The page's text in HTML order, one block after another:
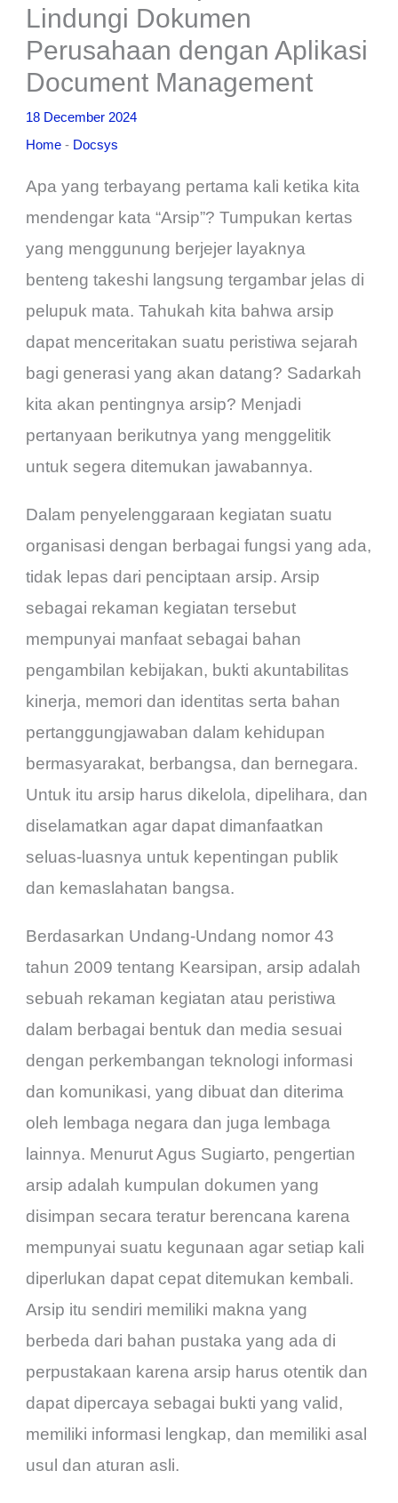
Lindungi Dokumen
Perusahaan dengan Aplikasi
Document Management
18 December 2024
Home - Docsys
Apa yang terbayang pertama kali ketika kita
mendengar kata “Arsip”? Tumpukan kertas
yang menggunung berjejer layaknya
benteng takeshi langsung tergambar jelas di
pelupuk mata. Tahukah kita bahwa arsip
dapat menceritakan suatu peristiwa sejarah
bagi generasi yang akan datang? Sadarkah
kita akan pentingnya arsip? Menjadi
pertanyaan berikutnya yang menggelitik
untuk segera ditemukan jawabannya.
Dalam penyelenggaraan kegiatan suatu
organisasi dengan berbagai fungsi yang ada,
tidak lepas dari penciptaan arsip. Arsip
sebagai rekaman kegiatan tersebut
mempunyai manfaat sebagai bahan
pengambilan kebijakan, bukti akuntabilitas
kinerja, memori dan identitas serta bahan
pertanggungjawaban dalam kehidupan
bermasyarakat, berbangsa, dan bernegara.
Untuk itu arsip harus dikelola, dipelihara, dan
diselamatkan agar dapat dimanfaatkan
seluas-luasnya untuk kepentingan publik
dan kemaslahatan bangsa.
Berdasarkan Undang-Undang nomor 43
tahun 2009 tentang Kearsipan, arsip adalah
sebuah rekaman kegiatan atau peristiwa
dalam berbagai bentuk dan media sesuai
dengan perkembangan teknologi informasi
dan komunikasi, yang dibuat dan diterima
oleh lembaga negara dan juga lembaga
lainnya. Menurut Agus Sugiarto, pengertian
arsip adalah kumpulan dokumen yang
disimpan secara teratur berencana karena
mempunyai suatu kegunaan agar setiap kali
diperlukan dapat cepat ditemukan kembali.
Arsip itu sendiri memiliki makna yang
berbeda dari bahan pustaka yang ada di
perpustakaan karena arsip harus otentik dan
dapat dipercaya sebagai bukti yang valid,
memiliki informasi lengkap, dan memiliki asal
usul dan aturan asli.